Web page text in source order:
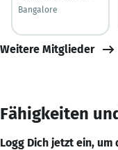
Bangalore
Weitere Mitglieder
Fähigkeiten
Logg Dich jetzt ein,